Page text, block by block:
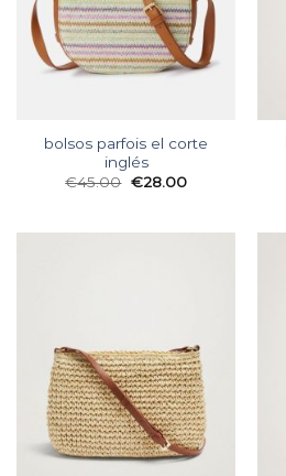
bolsos parfois el corte
inglés
€45.00 €28.00